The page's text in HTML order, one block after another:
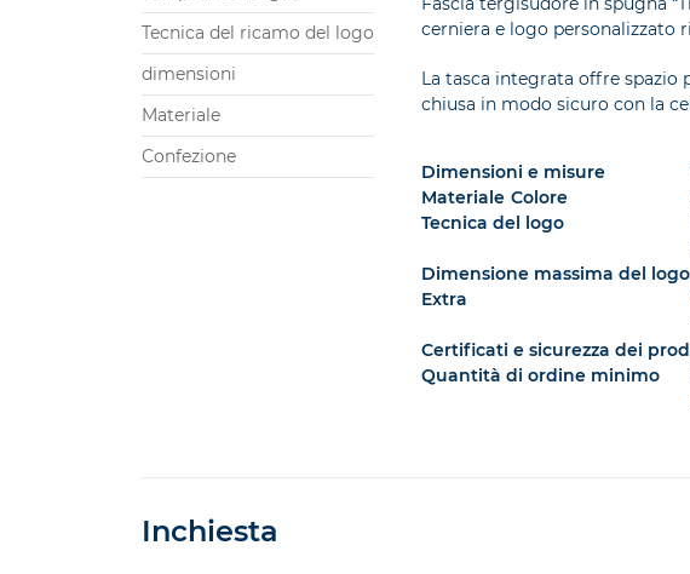
Tecnica del ricamo del logo
dimensioni
Materiale
Confezione
cerniera e logo personalizzato
La tasca integrata offre
chiusa in modo sicuro con la
Dimensioni e misure
Materiale Colore
Tecnica del logo
Dimensione massima del logo
Extra
Certificati e sicurezza dei
Quantità di ordine minimo
Inchiesta